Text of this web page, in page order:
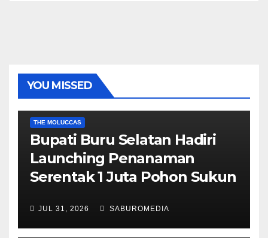
YOU MISSED
THE MOLUCCAS
Bupati Buru Selatan Hadiri
Launching Penanaman
Serentak 1 Juta Pohon Sukun
JUL 31, 2026 SABUROMEDIA
AMBON METRO JURNALISME AKTIVIS
POLITIK & PEMERINTAHAN